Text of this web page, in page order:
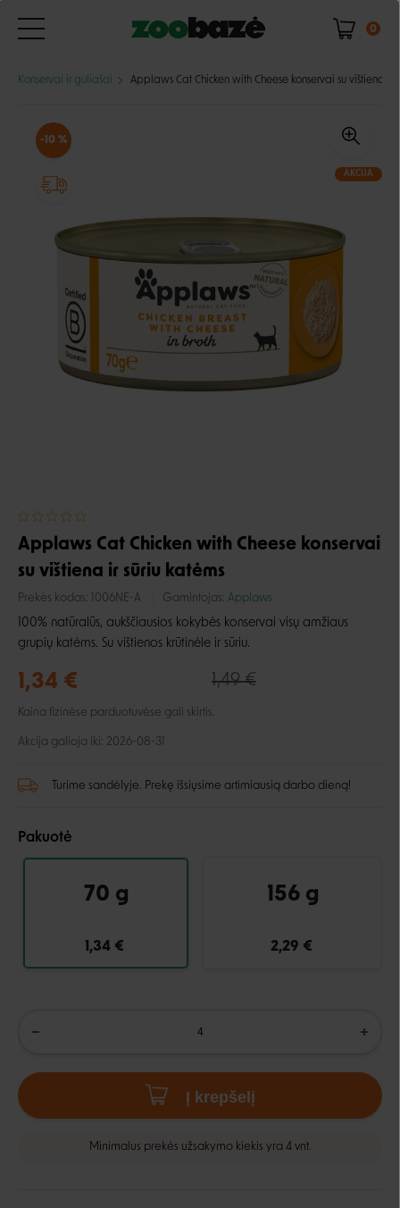
0
Konservai ir guliašai Applaws Cat Chicken with Cheese konservai su vištiena ir
AKCIJA
-10 %
Applaws Cat Chicken with Cheese konservai
su vištiena ir sūriu katėms
Prekės kodas: 1006NE-A Gamintojas: Applaws
100% natūralūs, aukščiausios kokybės konservai visų amžiaus
grupių katėms. Su vištienos krūtinėle ir sūriu.
1,34 € 1,49 €
Kaina fizinėse parduotuvėse gali skirtis.
Akcija galioja iki: 2026-08-31
Turime sandėlyje. Prekę išsiųsime artimiausią darbo dieną!
Pakuotė
70 g
1,34 €
156 g
2,29 €
Į krepšelį
Minimalus prekės užsakymo kiekis yra 4 vnt.